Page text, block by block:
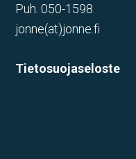
Puh.050-1598
jonne(at)jonne.fi
Tietosuojaseloste